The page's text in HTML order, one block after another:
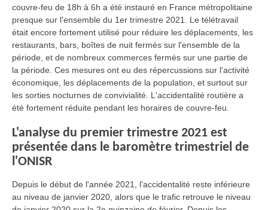
couvre-feu de 18h à 6h a été instauré en France métropolitaine
presque sur l'ensemble du 1er trimestre 2021. Le télétravail
était encore fortement utilisé pour réduire les déplacements, les
restaurants, bars, boîtes de nuit fermés sur l'ensemble de la
période, et de nombreux commerces fermés sur une partie de
la période. Ces mesures ont eu des répercussions sur l'activité
économique, les déplacements de la population, et surtout sur
les sorties nocturnes de convivialité. L'accidentalité routière a
été fortement réduite pendant les horaires de couvre-feu.
L'analyse du premier trimestre 2021 est
présentée dans le baromètre trimestriel de
l'ONISR
Depuis le début de l'année 2021, l'accidentalité reste inférieure
au niveau de janvier 2020, alors que le trafic retrouve le niveau